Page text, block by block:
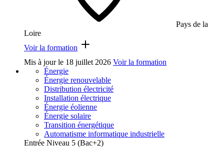
Pays de la
Loire
Voir la formation
Mis à jour le 18 juillet 2026 Voir la formation
Énergie
Énergie renouvelable
Distribution électricité
Installation électrique
Énergie éolienne
Énergie solaire
Transition énergétique
Automatisme informatique industrielle
Entrée Niveau 5 (Bac+2)